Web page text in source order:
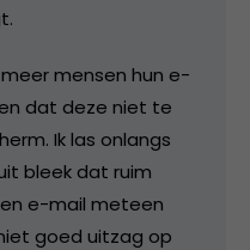
mensen hun e-
dat deze niet te
Ik las onlangs
bleek dat ruim
e-mail meteen
goed uitzag op